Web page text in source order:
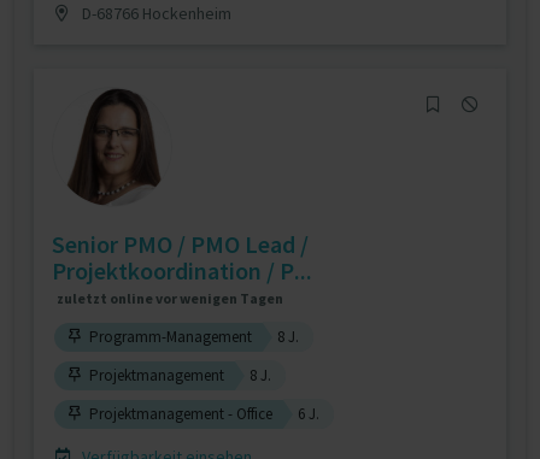
D-68766 Hockenheim
Senior PMO / PMO Lead /
Projektkoordination / P...
zuletzt online vor wenigen Tagen
Programm-Management
8 J.
Projektmanagement
8 J.
Projektmanagement - Office
6 J.